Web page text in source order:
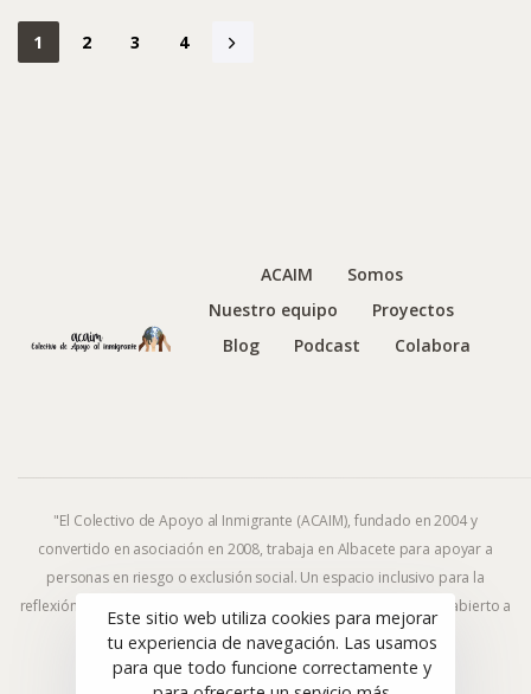
1 2 3 4
ACAIM
Somos
Nuestro equipo
Proyectos
Blog
Podcast Colabora
"El Colectivo de Apoyo al Inmigrante (ACAIM), fundado en 2004 y
convertido en asociación en 2008, trabaja en Albacete para apoyar a
personas en riesgo o exclusión social. Un espacio inclusivo para la
reflexión y la acción frente al fenómeno migratorio y la exclusión, abierto a
todas las ideologías y religiones."
Este sitio web utiliza cookies para mejorar
tu experiencia de navegación. Las usamos
para que todo funcione correctamente y